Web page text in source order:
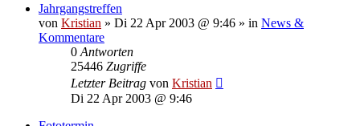
Jahrgangstreffen
von Kristian » Di 22 Apr 2003 @ 9:46 » in News &
Kommentare
0 Antworten
25446 Zugriffe
Letzter Beitrag von Kristian
Di 22 Apr 2003 @ 9:46